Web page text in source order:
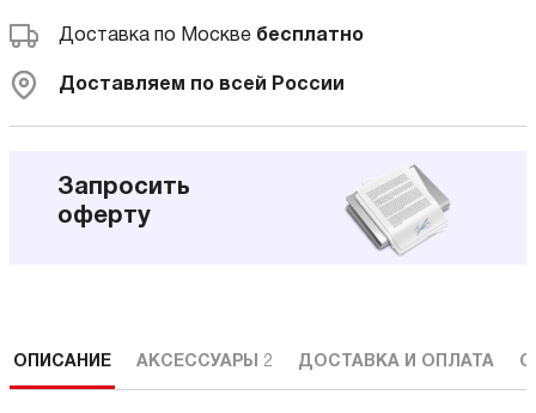
Доставка по Москве бесплатно
Доставляем по всей России
Запросить
оферту
ОПИСАНИЕ АКСЕССУАРЫ 2 ДОСТАВКА И ОПЛАТА